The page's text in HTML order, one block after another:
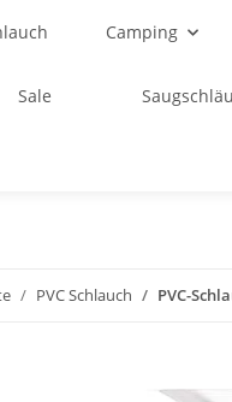
Camping
Sale
PVC Schlauch PVC-